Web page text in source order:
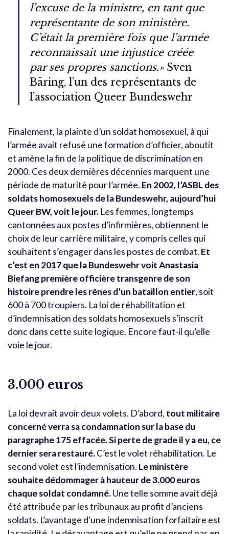
l’excuse de la ministre, en tant que
représentante de son ministère.
C’était la première fois que l’armée
reconnaissait une injustice créée
par ses propres sanctions.»Sven
Bäring, l’un des représentants de
l’association Queer Bundeswehr
Finalement, la plainte d’un soldat homosexuel, à qui
l’armée avait refusé une formation d’officier, aboutit
et amène la fin de la politique de discrimination en
2000. Ces deux dernières décennies marquent une
période de maturité pour l’armée. En 2002, l’ASBL des
soldats homosexuels de la Bundeswehr, aujourd’hui
Queer BW, voit le jour. Les femmes, longtemps
cantonnées aux postes d’infirmières, obtiennent le
choix de leur carrière militaire, y compris celles qui
souhaitent s’engager dans les postes de combat. Et
c’est en 2017 que la Bundeswehr voit Anastasia
Biefang première officière transgenre de son
histoire prendre les rênes d’un bataillon entier, soit
600 à 700 troupiers. La loi de réhabilitation et
d’indemnisation des soldats homosexuels s’inscrit
donc dans cette suite logique. Encore faut-il qu’elle
voie le jour.
3.000 euros
La loi devrait avoir deux volets. D’abord, tout militaire
concerné verra sa condamnation sur la base du
paragraphe 175 effacée. Si perte de grade il y a eu, ce
dernier sera restauré.C’est le volet réhabilitation. Le
second volet est l’indemnisation. Le ministère
souhaite dédommager à hauteur de 3.000 euros
chaque soldat condamné.Une telle somme avait déjà
été attribuée par les tribunaux au profit d’anciens
soldats. L’avantage d’une indemnisation forfaitaire est